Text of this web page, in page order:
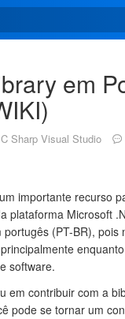
em
C Sharp Visual Studio
importante recurso
plataforma Microsoft
(PT-BR), pois
software.
em contribuir com a
pode se tornar um